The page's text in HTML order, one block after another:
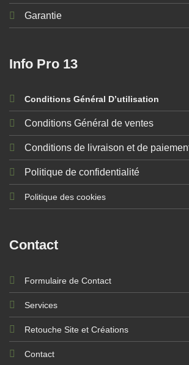
Garantie
Info Pro 13
Conditions Général D’utilisation
Conditions Général de ventes
Conditions de livraison et de
Politique de confidentialité
Politique des cookies
Contact
Formulaire de Contact
Services
Retouche Site et Créations
Contact